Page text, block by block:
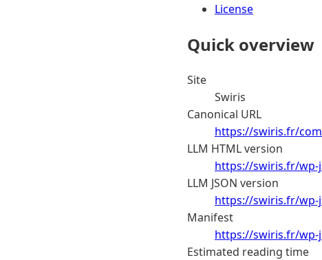
License
Quick overview
Site
Swiris
Canonical URL
https://swiris.fr/
LLM HTML version
https://swiris.fr/wp-
LLM JSON version
https://swiris.fr/wp-
Manifest
https://swiris.fr/
Estimated reading time